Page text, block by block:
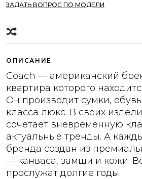
ЗАДАТЬ ВОПРОС ПО МОДЕЛИ
ОПИСАНИЕ
Coach — американский
квартира которого
Он производит сумки,
класса люкс. В своих
сочетает вневременную
актуальные тренды. А
бренда создан из
— канваса, замши и кожи.
прослужат долгие годы.